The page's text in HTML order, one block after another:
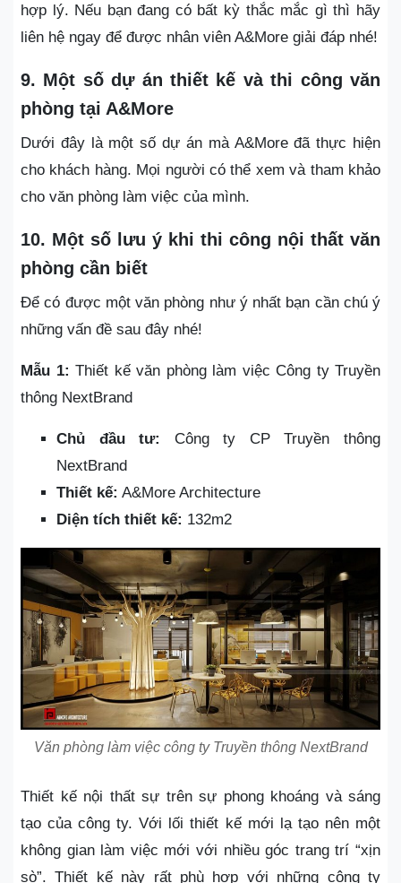
hợp lý. Nếu bạn đang có bất kỳ thắc mắc gì thì hãy
liên hệ ngay để được nhân viên A&More giải đáp nhé!
9. Một số dự án thiết kế và thi công văn
phòng tại A&More
Dưới đây là một số dự án mà A&More đã thực hiện
cho khách hàng. Mọi người có thể xem và tham khảo
cho văn phòng làm việc của mình.
10. Một số lưu ý khi thi công nội thất văn
phòng cần biết
Để có được một văn phòng như ý nhất bạn cần chú ý
những vấn đề sau đây nhé!
Mẫu 1: Thiết kế văn phòng làm việc Công ty Truyền
thông NextBrand
Chủ đầu tư:
Công ty CP Truyền thông
NextBrand
Thiết kế: A&More Architecture
Diện tích thiết kế: 132m2
Văn phòng làm việc công ty Truyền thông NextBrand
Thiết kế nội thất sự trên sự phong khoáng và sáng
tạo của công ty. Với lối thiết kế mới lạ tạo nên một
không gian làm việc mới với nhiều góc trang trí “xịn
sò”. Thiết kế này rất phù hợp với những công ty